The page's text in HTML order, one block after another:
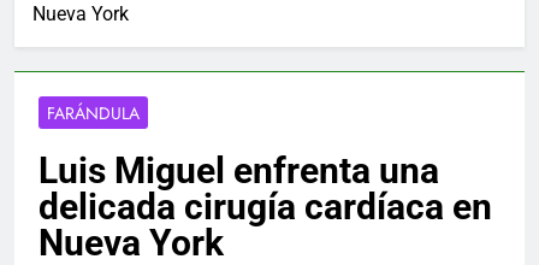
Nueva York
FARÁNDULA
Luis Miguel enfrenta una
delicada cirugía cardíaca en
Nueva York